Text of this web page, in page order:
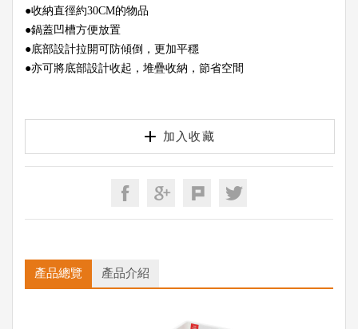
●收納直徑約30CM的物品
●鍋蓋凹槽方便放置
●底部設計拉開可防傾倒，更加平穩
●亦可將底部設計收起，堆疊收納，節省空間
加入收藏
產品總覽 產品介紹